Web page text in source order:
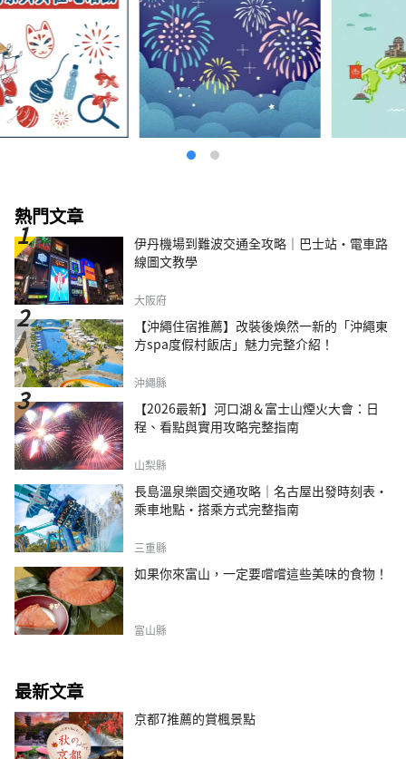
熱門文章
伊丹機場到難波交通全攻略｜巴士站・電車路
線圖文教學
大阪府
【沖繩住宿推薦】改裝後煥然一新的「沖繩東
方spa度假村飯店」魅力完整介紹！
沖繩縣
【2026最新】河口湖＆富士山煙火大會：日
程、看點與實用攻略完整指南
山梨縣
長島溫泉樂園交通攻略｜名古屋出發時刻表・
乘車地點・搭乘方式完整指南
三重縣
如果你來富山，一定要嚐嚐這些美味的食物！
富山縣
最新文章
京都7推薦的賞楓景點